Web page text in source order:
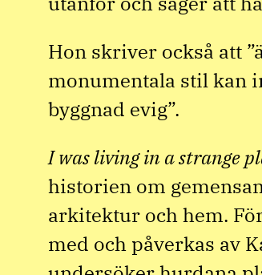
Hon skriver också att
monumentala stil kan
byggnad evig”.
I was living in a strange
historien om
arkitektur och hem.
med och påverkas av